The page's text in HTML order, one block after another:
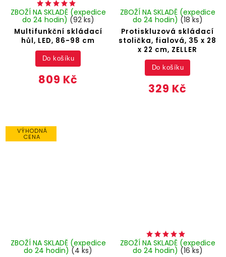
Multifunkční skládací
hůl, LED, 86-98 cm
ZBOŽÍ NA SKLADĚ (expedice
do 24 hodin) (92 ks)
809 Kč
Do košíku
Protiskluzová skládací
stolička, fialová, 35 x 28
x 22 cm, ZELLER
ZBOŽÍ NA SKLADĚ (expedice
do 24 hodin) (18 ks)
329 Kč
Do košíku
VÝHODNÁ
CENA
ZBOŽÍ NA SKLADĚ (expedice
do 24 hodin) (4 ks)
ZBOŽÍ NA SKLADĚ (expedice
do 24 hodin) (16 ks)